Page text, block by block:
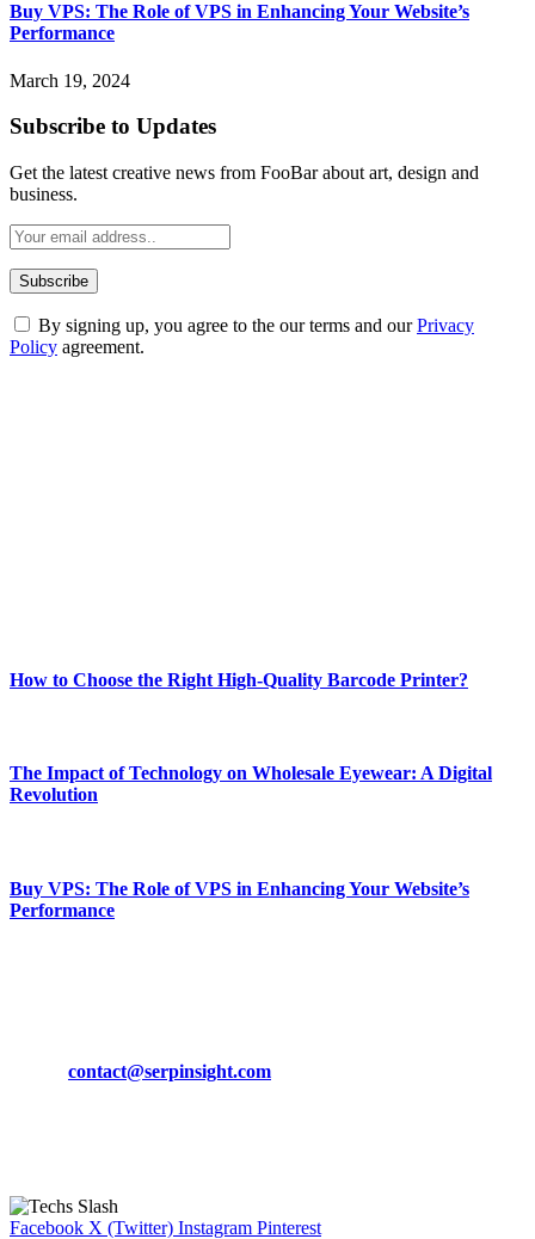
Buy VPS: The Role of VPS in Enhancing Your Website’s
Performance
March 19, 2024
Subscribe to Updates
Get the latest creative news from FooBar about art, design and
business.
By signing up, you agree to the our terms and ourPrivacy
Policy agreement.
How to Choose the Right High-Quality Barcode Printer?
The Impact of Technology on Wholesale Eyewear: A Digital
Revolution
Buy VPS: The Role of VPS in Enhancing Your Website’s
Performance
contact@serpinsight.com
Facebook X (Twitter) Instagram Pinterest